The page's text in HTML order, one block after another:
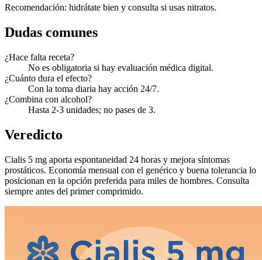
Recomendación: hidrátate bien y consulta si usas nitratos.
Dudas comunes
¿Hace falta receta?
No es obligatoria si hay evaluación médica digital.
¿Cuánto dura el efecto?
Con la toma diaria hay acción 24/7.
¿Combina con alcohol?
Hasta 2-3 unidades; no pases de 3.
Veredicto
Cialis 5 mg aporta espontaneidad 24 horas y mejora síntomas
prostáticos. Economía mensual con el genérico y buena tolerancia lo
posicionan en la opción preferida para miles de hombres. Consulta
siempre antes del primer comprimido.